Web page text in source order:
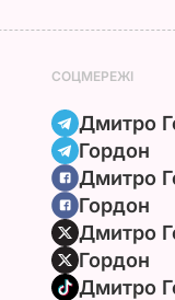
СОЦМЕРЕЖІ
Дмитро
Гордон
Дмитро
Гордон
Дмитро
Гордон
Дмитро